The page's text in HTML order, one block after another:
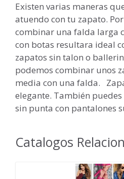
Existen varias maneras
atuendo con tu zapato.
combinar una falda larga
con botas resultara ideal
zapatos sin talon o
podemos combinar unos
media con una falda.
elegante. También
sin punta con pantalones
Catalogos